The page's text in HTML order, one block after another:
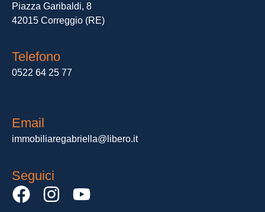
Piazza Garibaldi, 8
42015 Correggio (RE)
Telefono
0522 64 25 77
Email
immobiliaregabriella@libero.it
Seguici